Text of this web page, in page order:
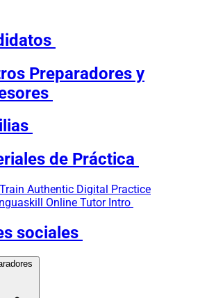
Preparadores y
de Práctica
Authentic Digital Practice
Online Tutor Intro
sociales